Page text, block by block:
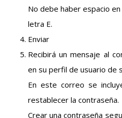
No debe haber espacio
letra E.
Enviar
Recibirá un mensaje al
en su perfil de usuario de
En este correo se
restablecer la contraseña.
Crear una contraseña